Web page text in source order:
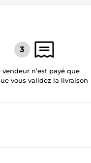
vendeur n’est payé que
vous validez la livraison